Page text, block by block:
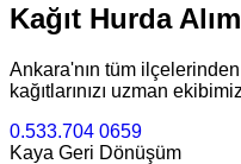
Kağıt Hurda
Ankara'nın tüm
kağıtlarınızı uzman
0.533.704 0659
Kaya Geri Dönüşüm